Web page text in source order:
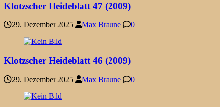
Klotzscher Heideblatt 47 (2009)
29. Dezember 2025 Max Braune 0
Klotzscher Heideblatt 46 (2009)
29. Dezember 2025 Max Braune 0